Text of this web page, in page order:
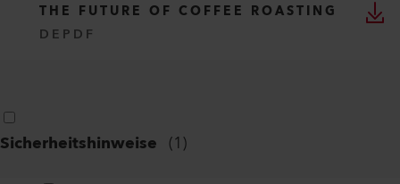
THE FUTURE OF COFFEE ROASTING
DE PDF
Sicherheitshinweise (1)